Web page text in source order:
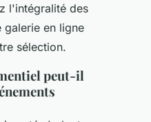
l'intégralité des
galerie en ligne
sélection.
peut-il